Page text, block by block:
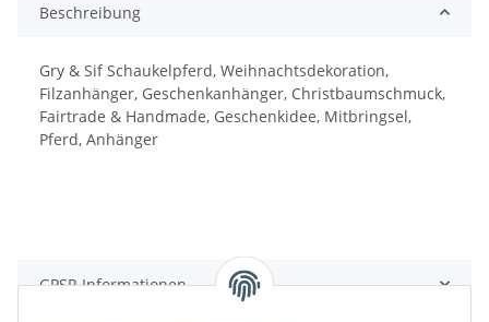
Beschreibung
Gry & Sif Schaukelpferd, Weihnachtsdekoration,
Filzanhänger, Geschenkanhänger, Christbaumschmuck,
Fairtrade & Handmade, Geschenkidee, Mitbringsel,
Pferd, Anhänger
GPSR Informationen